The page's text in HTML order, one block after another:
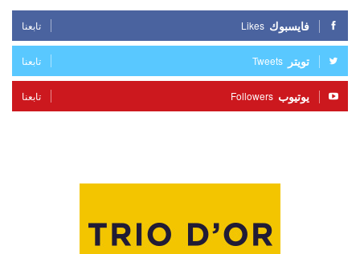
فايسبوك Likes تابعنا
تويتر Tweets تابعنا
يوتيوب Followers تابعنا